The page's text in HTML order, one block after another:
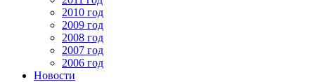
2010 год
2009 год
2008 год
2007 год
2006 год
Новости